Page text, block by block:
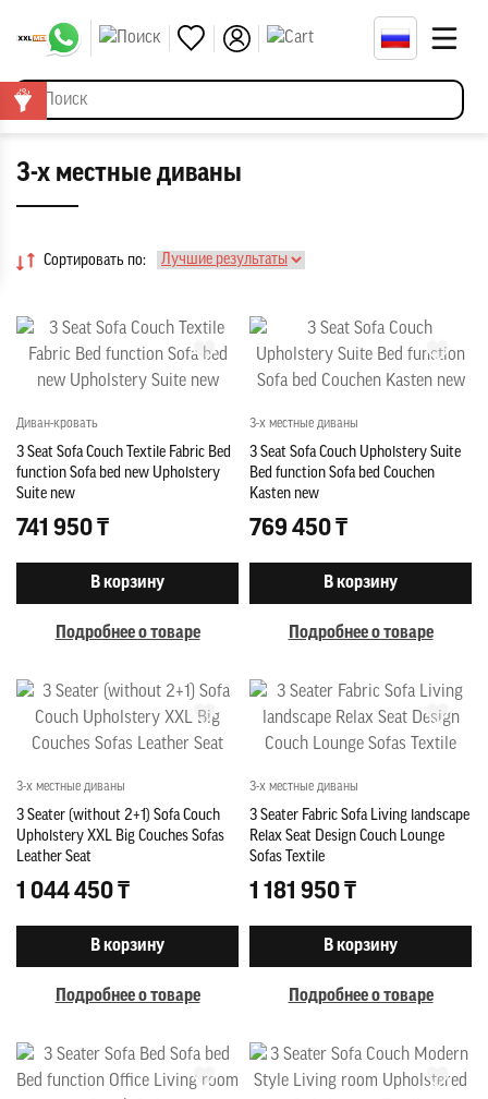
3-х местные диваны
Сортировать по:
Диван-кровать
3 Seat Sofa Couch Textile Fabric Bed
function Sofa bed new Upholstery
Suite new
741 950 ₸
В корзину
Подробнее о товаре
3-х местные диваны
3 Seat Sofa Couch Upholstery Suite
Bed function Sofa bed Couchen
Kasten new
769 450 ₸
В корзину
Подробнее о товаре
3-х местные диваны
3 Seater (without 2+1) Sofa Couch
Upholstery XXL Big Couches Sofas
Leather Seat
1 044 450 ₸
В корзину
Подробнее о товаре
3-х местные диваны
3 Seater Fabric Sofa Living landscape
Relax Seat Design Couch Lounge
Sofas Textile
1 181 950 ₸
В корзину
Подробнее о товаре